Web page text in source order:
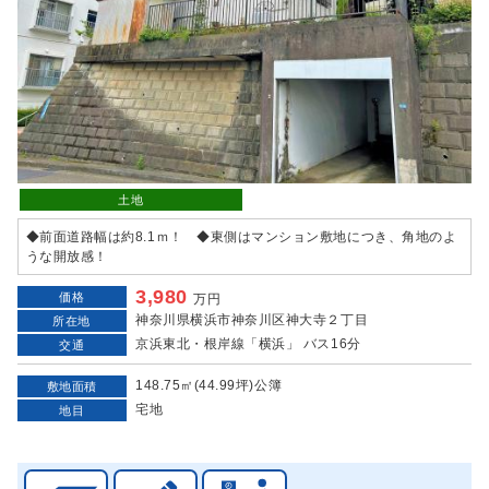
土地
◆前面道路幅は約8.1ｍ！ ◆東側はマンション敷地につき、角地のよ
うな開放感！
価格 3,980万円
所在地 神奈川県横浜市神奈川区神大寺２丁目
交通 京浜東北・根岸線「横浜」 バス16分
敷地面積 148.75㎡(44.99坪)公簿
地目 宅地